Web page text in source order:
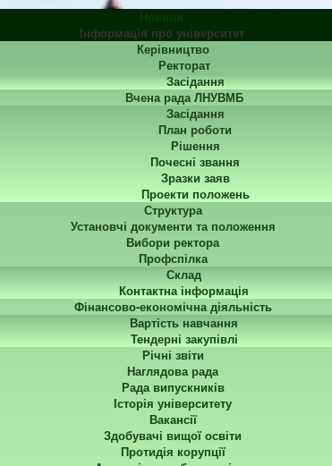
Інформація про університет
Керівництво
Ректорат
Засідання
Вчена рада ЛНУВМБ
Засідання
План роботи
Рішення
Почесні звання
Зразки заяв
Проекти положень
Структура
Установчі документи та положення
Вибори ректора
Профспілка
Склад
Контактна інформація
Фінансово-економічна діяльність
Вартість навчання
Тендерні закупівлі
Річні звіти
Наглядова рада
Рада випускників
Історія університету
Вакансії
Здобувачі вищої освіти
Протидія корупції